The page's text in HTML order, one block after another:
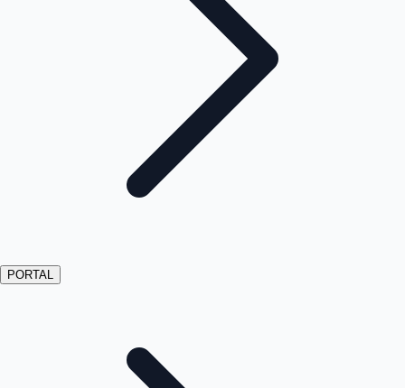
PORTAL